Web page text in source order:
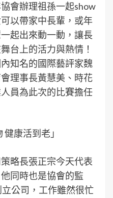
會辦理祖孫一起show
以帶家中長輩，或年
起出來動一動，讓長
台上的活力與熱情！
知名的國際藝評家魏
理事長黃慧美、時花
員為此次的比賽擔任
康活到老」
略長張正宗今天代表
同時也是協會的監
公司，工作雖然很忙